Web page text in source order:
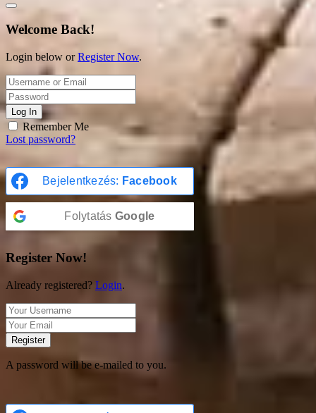
Welcome Back!
Login below orRegister Now.
Log In
Remember Me
Lost password?
Bejelentkezés: Facebook
Folytatás Google
Register Now!
Already registered? Login.
Register
A password will be e-mailed to you.